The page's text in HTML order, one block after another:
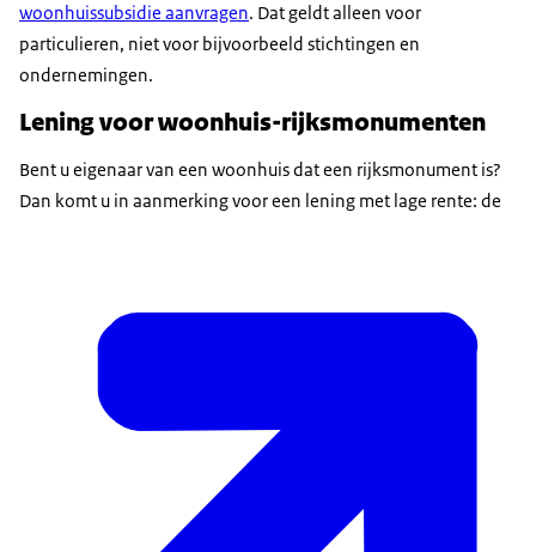
woonhuissubsidie aanvragen. Dat geldt alleen voor
particulieren, niet voor bijvoorbeeld stichtingen en
ondernemingen.
Lening voor woonhuis-rijksmonumenten
Bent u eigenaar van een woonhuis dat een rijksmonument is?
Dan komt u in aanmerking voor een lening met lage rente: de